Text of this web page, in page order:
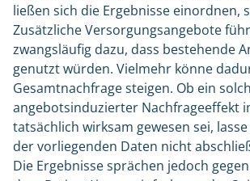
ließen sich die Ergebnisse einordnen,
Zusätzliche Versorgungsangebote
zwangsläufig dazu, dass bestehende
genutzt würden. Vielmehr könne
Gesamtnachfrage steigen. Ob ein
angebotsinduzierter Nachfrageeffekt
tatsächlich wirksam gewesen sei,
der vorliegenden Daten nicht
Die Ergebnisse sprächen jedoch